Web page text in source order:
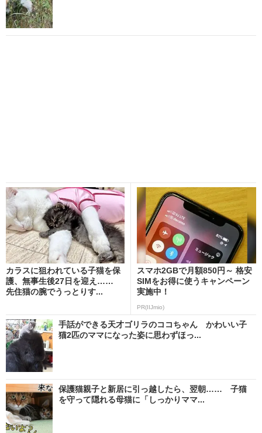
カラスに狙われている子猫を保
護、無事生後27日を迎え……
先住猫の腕でうっとりす...
スマホ2GBで月額850円～ 格安
SIMをお得に使うキャンペーン
実施中！
PR(IIJmio)
手話ができる天才ゴリラのココちゃん かわいい子
猫2匹のママになった姿に思わずほっ...
保護猫親子と新居に引っ越したら、翌朝…… 子猫
を守って隠れる母猫に「しっかりママ...